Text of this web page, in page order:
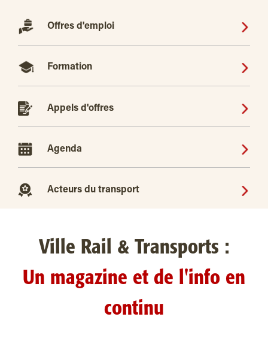
Offres d'emploi
Formation
Appels d'offres
Agenda
Acteurs du transport
Ville Rail & Transports :
Un magazine et de l'info en
continu